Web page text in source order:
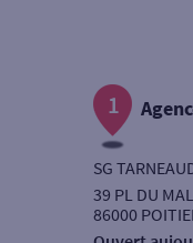
1
SG
39 PL DU
86000